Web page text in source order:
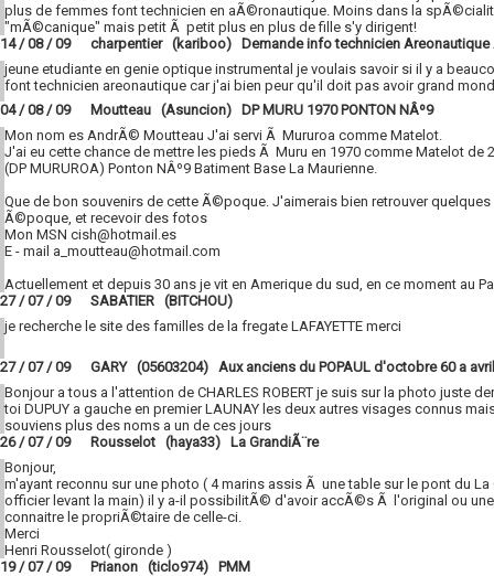
plus de femmes font technicien en aÃ©ronautique. Moins dans la
"mÃ©canique" mais petit Ã petit plus en plus de fille s'y dirigent!
14 / 08 / 09 charpentier (kariboo) Demande info technicien Areonautique
jeune etudiante en genie optique instrumental je voulais savoir si il y a
font technicien areonautique car j'ai bien peur qu'il doit pas avoir grand
04 / 08 / 09 Moutteau (Asuncion) DP MURU 1970 PONTON NÂº9
Mon nom es AndrÃ© Moutteau J'ai servi Ã Mururoa comme Matelot.
J'ai eu cette chance de mettre les pieds Ã Muru en 1970 comme Matelot de
(DP MURUROA) Ponton NÂº9 Batiment Base La Maurienne.
Que de bon souvenirs de cette Ã©poque. J'aimerais bien retrouver
Ã©poque, et recevoir des fotos
Mon MSN cish@hotmail.es
E - mail a_moutteau@hotmail.com
Actuellement et depuis 30 ans je vit en Amerique du sud, en ce moment au
27 / 07 / 09 SABATIER (BITCHOU)
je recherche le site des familles de la fregate LAFAYETTE merci
27 / 07 / 09 GARY (05603204) Aux anciens du POPAUL d'octobre 60 a
Bonjour a tous a l'attention de CHARLES ROBERT je suis sur la photo juste
toi DUPUY a gauche en premier LAUNAY les deux autres visages connus
souviens plus des noms a un de ces jours
26 / 07 / 09 Rousselot (haya33) La GrandiÃ¨re
Bonjour,
m'ayant reconnu sur une photo ( 4 marins assis Ã une table sur le pont du La
officier levant la main) il y a-il possibilitÃ© d'avoir accÃ©s Ã l'original ou
connaitre le propriÃ©taire de celle-ci.
Merci
Henri Rousselot( gironde )
19 / 07 / 09 Prianon (ticlo974) PMM